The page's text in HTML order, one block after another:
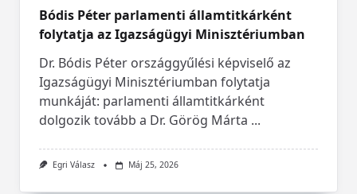
Bódis Péter parlamenti államtitkárként
folytatja az Igazságügyi Minisztériumban
Dr. Bódis Péter országgyűlési képviselő az
Igazságügyi Minisztériumban folytatja
munkáját: parlamenti államtitkárként
dolgozik tovább a Dr. Görög Márta ...
Egri Válasz Máj 25, 2026